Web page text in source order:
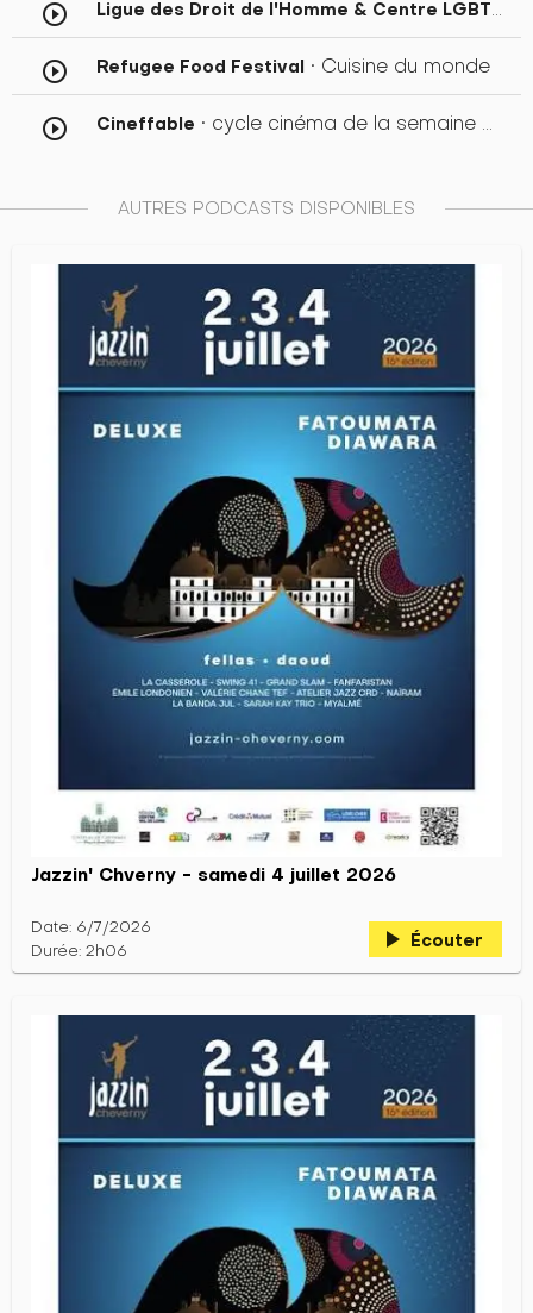
play_circle_outline Ligue des Droit de l'Homme & Centre LGBT de Touraine
play_circle_outline Refugee Food Festival • Cuisine du monde
play_circle_outline Cineffable • cycle cinéma de la semaine de la Diversité
AUTRES PODCASTS DISPONIBLES
Jazzin' Chverny - samedi 4 juillet 2026
Date: 6/7/2026
Durée: 2h06
play_arrow Écouter